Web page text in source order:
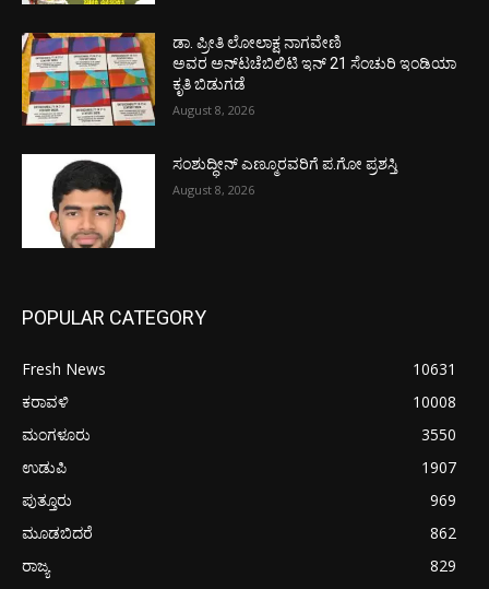
ಡಾ. ಪ್ರೀತಿ ಲೋಲಾಕ್ಷ ನಾಗವೇಣಿ
ಅವರ ಅನ್‌ಟಚೆಬಿಲಿಟಿ ಇನ್ 21 ಸೆಂಚುರಿ ಇಂಡಿಯಾ
ಕೃತಿ ಬಿಡುಗಡೆ
August 8, 2026
ಸಂಶುದ್ಧೀನ್ ಎಣ್ಮೂರವರಿಗೆ ಪ.ಗೋ ಪ್ರಶಸ್ತಿ
August 8, 2026
POPULAR CATEGORY
Fresh News
10631
ಕರಾವಳಿ
10008
ಮಂಗಳೂರು
3550
ಉಡುಪಿ
1907
ಪುತ್ತೂರು
969
ಮೂಡಬಿದರೆ
862
ರಾಜ್ಯ
829